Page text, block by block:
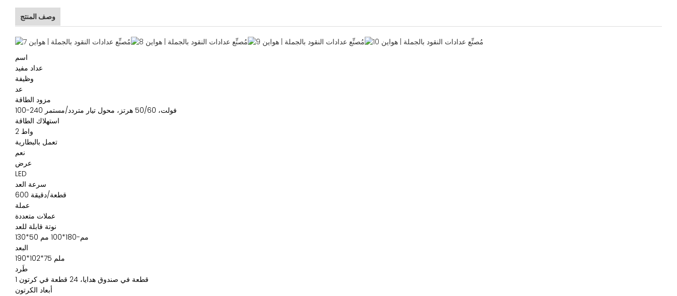
وصف المنتج
اسم
عداد مفيد
وظيفة
عد
مزود الطاقة
100-240 فولت، 50/60 هرتز، محول تيار متردد/مستمر
استهلاك الطاقة
2 واط
تعمل بالبطارية
نعم
عرض
LED
سرعة العد
600 قطعة/دقيقة
عملة
عملات متعددة
نوتة قابلة للعد
130*50 مم-180*100 مم
البعد
190*102*75 ملم
طَرد
1 قطعة في صندوق هدايا، 24 قطعة في كرتون
أبعاد الكرتون